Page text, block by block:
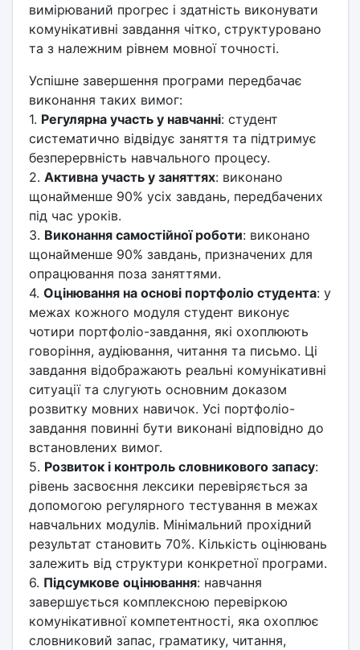
вимірюваний прогрес і здатність виконувати
комунікативні завдання чітко, структуровано
та з належним рівнем мовної точності.
Успішне завершення програми передбачає
виконання таких вимог:
1. Регулярна участь у навчанні: студент
систематично відвідує заняття та підтримує
безперервність навчального процесу.
2. Активна участь у заняттях: виконано
щонайменше 90% усіх завдань, передбачених
під час уроків.
3. Виконання самостійної роботи: виконано
щонайменше 90% завдань, призначених для
опрацювання поза заняттями.
4. Оцінювання на основі портфоліо студента: у
межах кожного модуля студент виконує
чотири портфоліо-завдання, які охоплюють
говоріння, аудіювання, читання та письмо. Ці
завдання відображають реальні комунікативні
ситуації та слугують основним доказом
розвитку мовних навичок. Усі портфоліо-
завдання повинні бути виконані відповідно до
встановлених вимог.
5. Розвиток і контроль словникового запасу:
рівень засвоєння лексики перевіряється за
допомогою регулярного тестування в межах
навчальних модулів. Мінімальний прохідний
результат становить 70%. Кількість оцінювань
залежить від структури конкретної програми.
6. Підсумкове оцінювання: навчання
завершується комплексною перевіркою
комунікативної компетентності, яка охоплює
словниковий запас, граматику, читання,